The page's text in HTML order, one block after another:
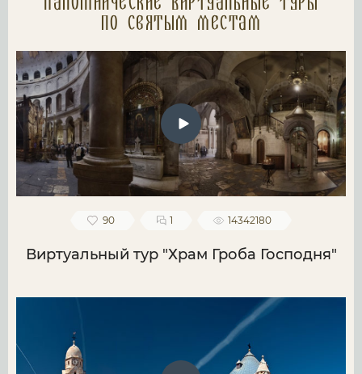
по святым местам
90 1 14342180
Виртуальный тур "Храм Гроба Господня"